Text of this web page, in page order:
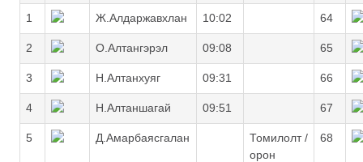
1 Ж.Алдаржавхлан 10:02 64
2 О.Алтангэрэл 09:08 65
3 Н.Алтанхуяг 09:31 66
4 Н.Алтаншагай 09:51 67
5 Д.Амарбаясгалан
Томилолт /
орон
68